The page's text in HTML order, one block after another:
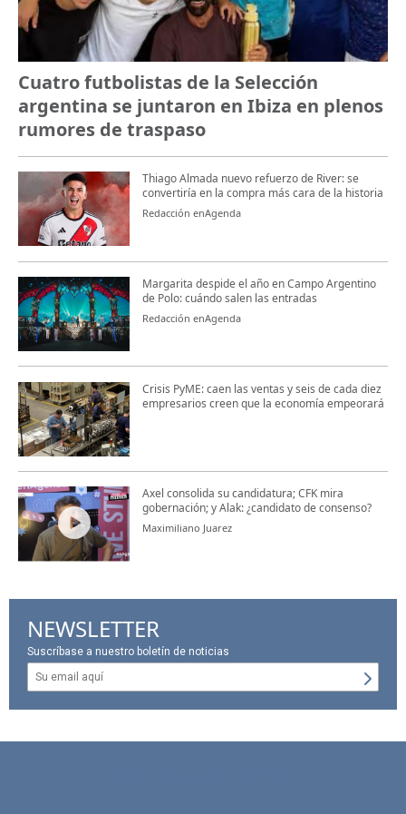
Cuatro futbolistas de la Selección
argentina se juntaron en Ibiza en plenos
rumores de traspaso
Thiago Almada nuevo refuerzo de River: se
convertiría en la compra más cara de la historia
Redacción enAgenda
Margarita despide el año en Campo Argentino
de Polo: cuándo salen las entradas
Redacción enAgenda
Crisis PyME: caen las ventas y seis de cada diez
empresarios creen que la economía empeorará
Axel consolida su candidatura; CFK mira
gobernación; y Alak: ¿candidato de consenso?
Maximiliano Juarez
NEWSLETTER
Suscríbase a nuestro boletín de noticias